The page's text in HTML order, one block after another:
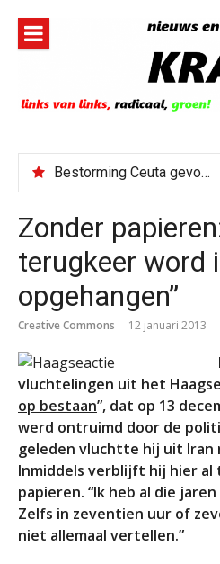
inhoud
Bestorming Ceuta gevolg van op sociale media verspreide hoax?
Zonder
terugkeer word
opgehangen”
Creative Commons 12 januari 2013
vluchtelingen uit het
op bestaan”, dat op 13
werd ontruimd door de
geleden vluchtte hij uit Iran
Inmiddels verblijft hij hier al
papieren. “Ik heb al die
Zelfs in zeventien uur of
niet allemaal vertellen.”